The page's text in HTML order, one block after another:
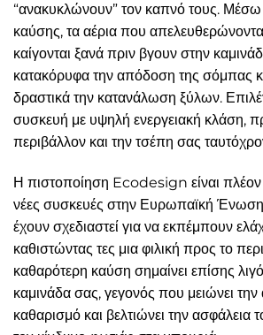
“ανακυκλώνουν” τον καπνό τους. Μέσω
καύσης, τα αέρια που
καίγονται ξανά πριν βγουν στην
κατακόρυφα την απόδοση της σόμπας
δραστικά την κατανάλωση ξύλων.
συσκευή με υψηλή ενεργειακή κλάση,
περιβάλλον και την τσέπη σας
Η πιστοποίηση Ecodesign είναι πλέον
νέες συσκευές στην Ευρωπαϊκή
έχουν σχεδιαστεί για να εκπέμπουν
καθιστώντας τες μια φιλική προς το
καθαρότερη καύση σημαίνει επίσης
καμινάδα σας, γεγονός που μειώνει
καθαρισμό και βελτιώνει την ασφάλεια